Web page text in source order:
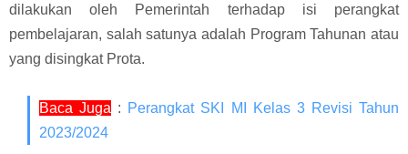
dilakukan oleh Pemerintah terhadap isi perangkat
pembelajaran, salah satunya adalah Program Tahunan atau
yang disingkat Prota.
Baca Juga : Perangkat SKI MI Kelas 3 Revisi Tahun
2023/2024